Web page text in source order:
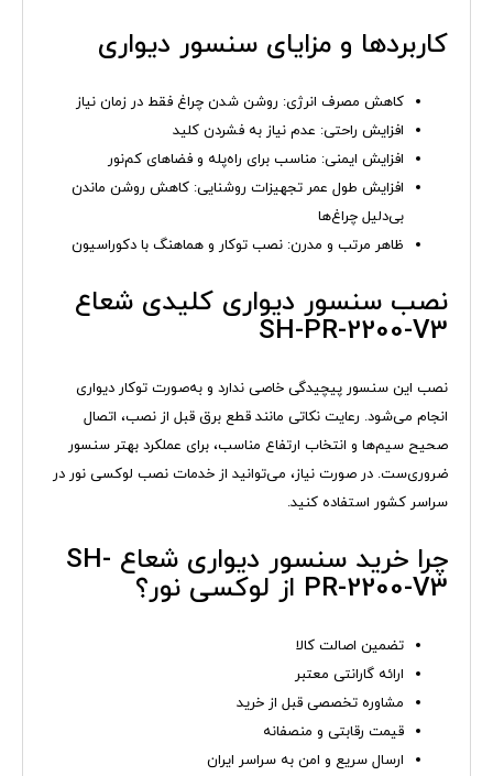
کاربردها و مزایای سنسور دیواری
کاهش مصرف انرژی: روشن شدن چراغ فقط در زمان نیاز
افزایش راحتی: عدم نیاز به فشردن کلید
افزایش ایمنی: مناسب برای راه‌پله و فضاهای کم‌نور
افزایش طول عمر تجهیزات روشنایی: کاهش روشن ماندن
بی‌دلیل چراغ‌ها
ظاهر مرتب و مدرن: نصب توکار و هماهنگ با دکوراسیون
نصب سنسور دیواری کلیدی شعاع
SH-PR-2200-V3
نصب این سنسور پیچیدگی خاصی ندارد و به‌صورت توکار دیواری
انجام می‌شود. رعایت نکاتی مانند قطع برق قبل از نصب، اتصال
صحیح سیم‌ها و انتخاب ارتفاع مناسب، برای عملکرد بهتر سنسور
ضروری‌ست. در صورت نیاز، می‌توانید از خدمات نصب لوکسی نور در
سراسر کشور استفاده کنید.
چرا خرید سنسور دیواری شعاع SH-
PR-2200-V3 از لوکسی نور؟
تضمین اصالت کالا
ارائه گارانتی معتبر
مشاوره تخصصی قبل از خرید
قیمت رقابتی و منصفانه
ارسال سریع و امن به سراسر ایران